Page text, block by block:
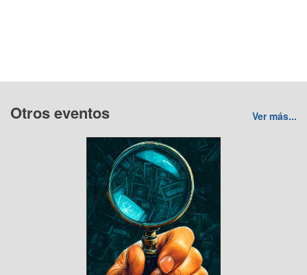
Otros eventos Ver más...